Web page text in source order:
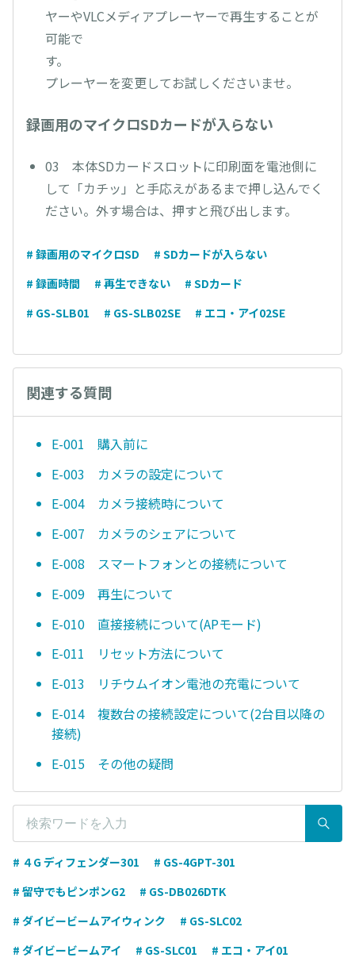
ヤーやVLCメディアプレーヤーで再生することが
可能で
す
プレーヤーを変更してお試しくださいませ。
録画用のマイクロSDカードが入らない
03 本体SDカードスロットに印刷面を電池側に
して「カチッ」と手応えがあるまで押し込んでく
ださい。外す場合は、押すと飛び出します。
# 録画用のマイクロSD
# SDカードが入らない
# 録画時間
# 再生できない
# SDカード
# GS-SLB01
# GS-SLB02SE # エコ・アイ02SE
関連する質問
E-001 購入前に
E-003 カメラの設定について
E-004 カメラ接続時について
E-007 カメラのシェアについて
E-008 スマートフォンとの接続について
E-009 再生について
E-010 直接接続について(APモード)
E-011 リセット方法について
E-013 リチウムイオン電池の充電について
E-014 複数台の接続設定について(2台目以降の
接続)
E-015 その他の疑問
# ４G ディフェンダー301
# GS-4GPT-301
# 留守でもピンポンG2
# GS-DB026DTK
# ダイビービームアイウィンク
# GS-SLC02
# ダイビービームアイ
# GS-SLC01
# エコ・アイ01